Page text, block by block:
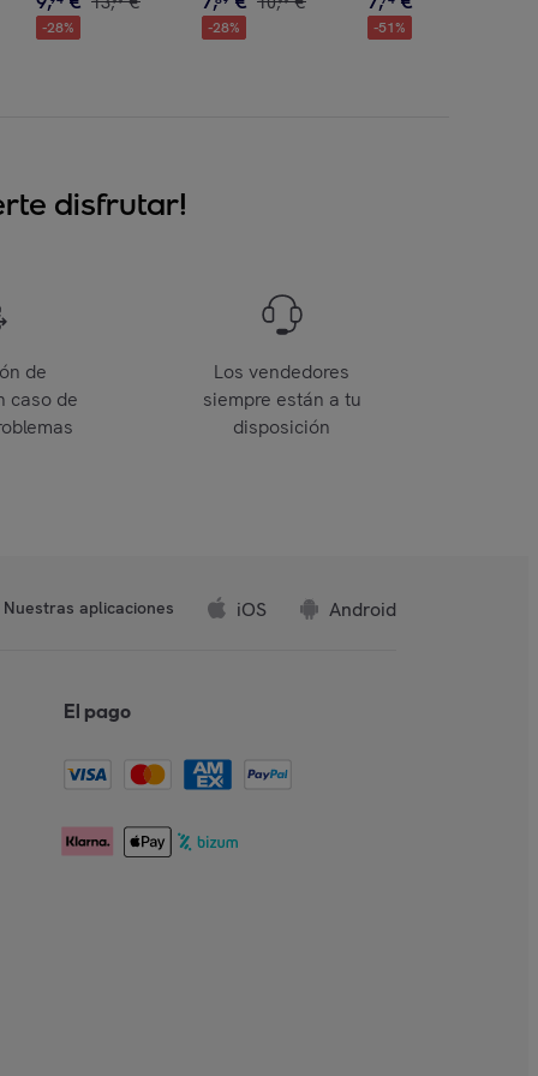
-28% -28% -51%
disfrutar!
de
caso de
Los vendedores
siempre están a tu
disposición
Nuestras aplicaciones iOS Android
El pago